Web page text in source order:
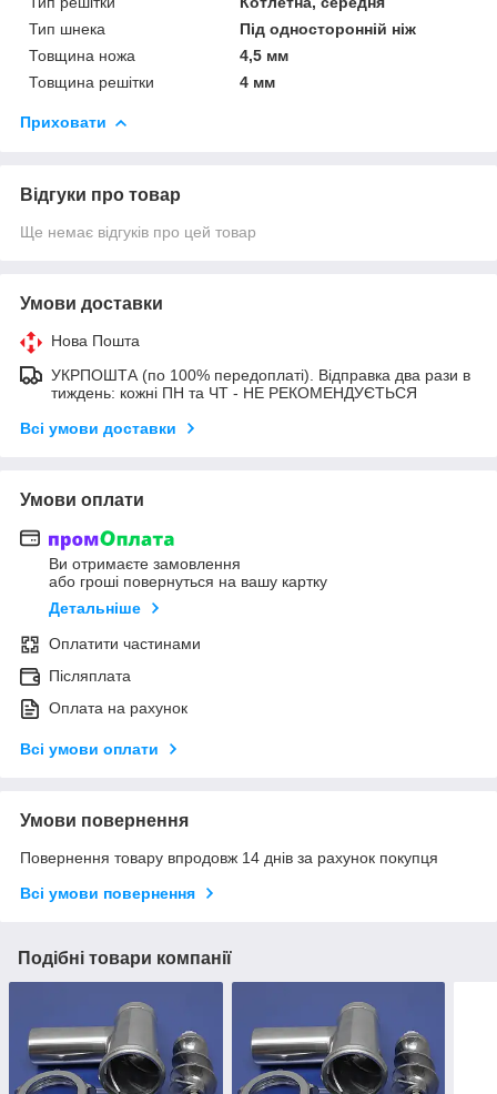
Тип шнека
Під односторонній ніж
Товщина ножа
4,5 мм
Товщина решітки
4 мм
Приховати
Відгуки про товар
Ще немає відгуків про цей товар
Умови доставки
Нова Пошта
УКРПОШТА (по 100% передоплаті). Відправка два рази в
тиждень: кожні ПН та ЧТ - НЕ РЕКОМЕНДУЄТЬСЯ
Всі умови доставки
Умови оплати
Ви отримаєте замовлення
або гроші повернуться на вашу картку
Детальніше
Оплатити частинами
Післяплата
Оплата на рахунок
Всі умови оплати
Умови повернення
Повернення товару впродовж 14 днів за рахунок покупця
Всі умови повернення
Подібні товари компанії